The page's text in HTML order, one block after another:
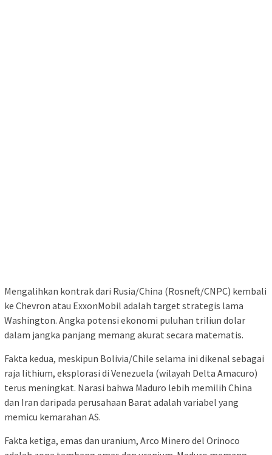
Mengalihkan kontrak dari Rusia/China (Rosneft/CNPC) kembali
ke Chevron atau ExxonMobil adalah target strategis lama
Washington. Angka potensi ekonomi puluhan triliun dolar
dalam jangka panjang memang akurat secara matematis.
Fakta kedua, meskipun Bolivia/Chile selama ini dikenal sebagai
raja lithium, eksplorasi di Venezuela (wilayah Delta Amacuro)
terus meningkat. Narasi bahwa Maduro lebih memilih China
dan Iran daripada perusahaan Barat adalah variabel yang
memicu kemarahan AS.
Fakta ketiga, emas dan uranium, Arco Minero del Orinoco